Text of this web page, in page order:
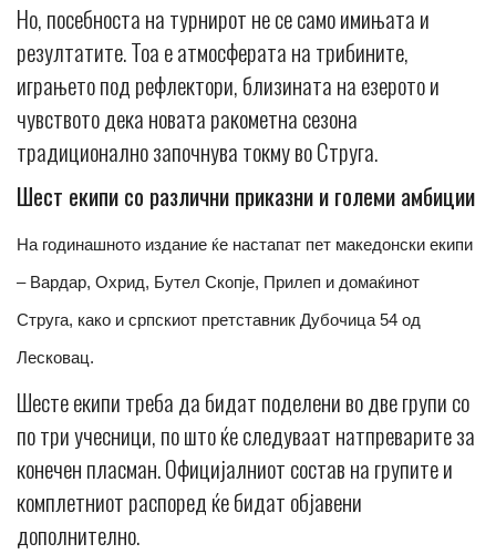
Но, посебноста на турнирот не се само имињата и
резултатите. Тоа е атмосферата на трибините,
играњето под рефлектори, близината на езерото и
чувството дека новата ракометна сезона
традиционално започнува токму во Струга.
Шест екипи со различни приказни и големи амбиции
На годинашното издание ќе настапат пет македонски екипи
– Вардар, Охрид, Бутел Скопје, Прилеп и домаќинот
Струга, како и српскиот претставник Дубочица 54 од
Лесковац.
Шесте екипи треба да бидат поделени во две групи со
по три учесници, по што ќе следуваат натпреварите за
конечен пласман. Официјалниот состав на групите и
комплетниот распоред ќе бидат објавени
дополнително.